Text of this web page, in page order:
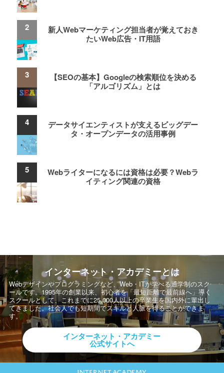
新人Webマーケティング担当者が覚えておき
たいWeb広告・IT用語
【SEOの基本】Googleの検索順位を決める
「アルゴリズム」とは
データサイエンティストが支えるビッグデー
タ・オープンデータの活用事例
Webライターになるには資格は必要？Webラ
イティング関連の資格
インターネット・アカデミーとは
Webデザインやプログラミングなど、Web・ITが学べる通学制のスク
ールです。1995年の創業以来、初心者を「最短距離で最前線へ」導く
スクールとして、これまでに25,000人以上の卒業生を国内外に輩出し
てきました。社会人でも短期間でスキルと人脈を得ることができま
す。
インターネット・アカデミー
公式サイトへ